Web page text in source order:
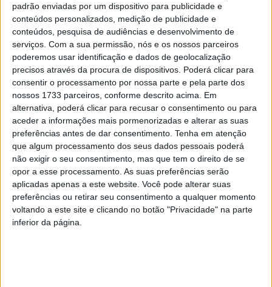
padrão enviadas por um dispositivo para publicidade e
conteúdos personalizados, medição de publicidade e
conteúdos, pesquisa de audiências e desenvolvimento de
serviços. Com a sua permissão, nós e os nossos parceiros
poderemos usar identificação e dados de geolocalização
precisos através da procura de dispositivos. Poderá clicar para
consentir o processamento por nossa parte e pela parte dos
nossos 1733 parceiros, conforme descrito acima. Em
alternativa, poderá clicar para recusar o consentimento ou para
aceder a informações mais pormenorizadas e alterar as suas
preferências antes de dar consentimento. Tenha em atenção
que algum processamento dos seus dados pessoais poderá
não exigir o seu consentimento, mas que tem o direito de se
opor a esse processamento. As suas preferências serão
aplicadas apenas a este website. Você pode alterar suas
preferências ou retirar seu consentimento a qualquer momento
voltando a este site e clicando no botão "Privacidade" na parte
inferior da página.
Carregal do Sal – Nespereira
Lusitano – Lamelas
Sampedrense – Mangualde
Vouzelenses – Oliveira de Frades
Nelas – Moimenta da Beira
Ferreira d’ Aves – Resende
Esta e outras notícias para ouvir na Estação Diária – 96.8
FM ou em www.968.fm.
Pub